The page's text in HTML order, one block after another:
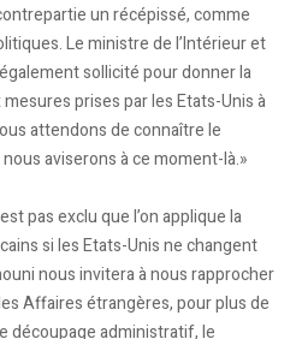
un récépissé, comme
Le ministre de l’Intérieur et
sollicité pour donner la
prises par les Etats-Unis à
attendons de connaître le
aviserons à ce moment-là.»
pas exclu que l’on applique la
si les Etats-Unis ne changent
nous invitera à nous rapprocher
Affaires étrangères, pour plus de
découpage administratif, le